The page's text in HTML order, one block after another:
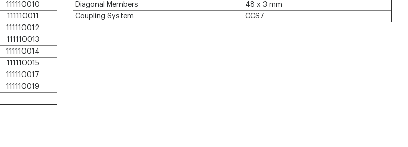
111110010
111110011
111110012
111110013
111110014
111110015
111110017
111110019
Diagonal Members
48 x 3 mm
Coupling System
CCS7